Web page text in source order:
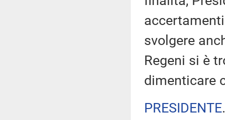
svolgere
Regeni si è
dimenticare
PRESIDENTE